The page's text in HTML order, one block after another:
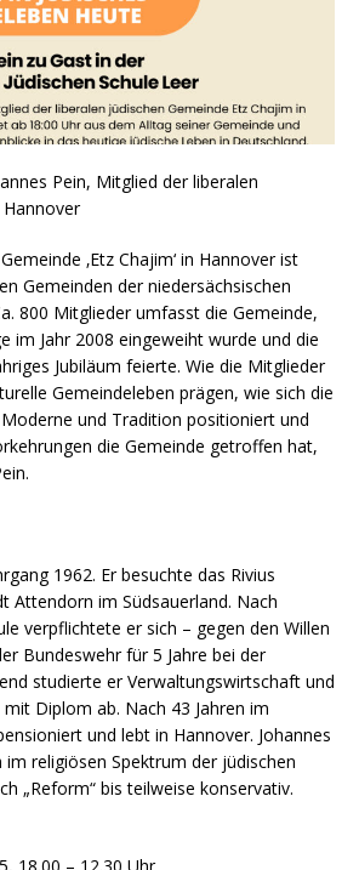
Pein, Mitglied der liberalen
‚Etz Chajim‘ in Hannover ist
Gemeinden der niedersächsischen
800 Mitglieder umfasst die Gemeinde,
im Jahr 2008 eingeweiht wurde und die
Jubiläum feierte. Wie die Mitglieder
Gemeindeleben prägen, wie sich die
und Tradition positioniert und
die Gemeinde getroffen hat,
1962. Er besuchte das Rivius
Attendorn im Südsauerland. Nach
verpflichtete er sich – gegen den Willen
Bundeswehr für 5 Jahre bei der
studierte er Verwaltungswirtschaft und
Diplom ab. Nach 43 Jahren im
und lebt in Hannover. Johannes
religiösen Spektrum der jüdischen
„Reform“ bis teilweise konservativ.